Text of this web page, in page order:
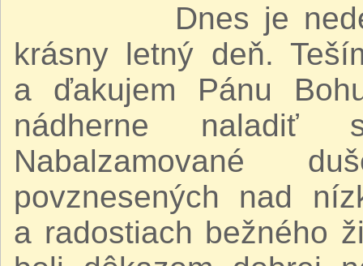
Dnes je nedeľa
krásny letný deň.
a ďakujem Pánu
nádherne naladiť
Nabalzamované
povznesených nad
a radostiach bežného